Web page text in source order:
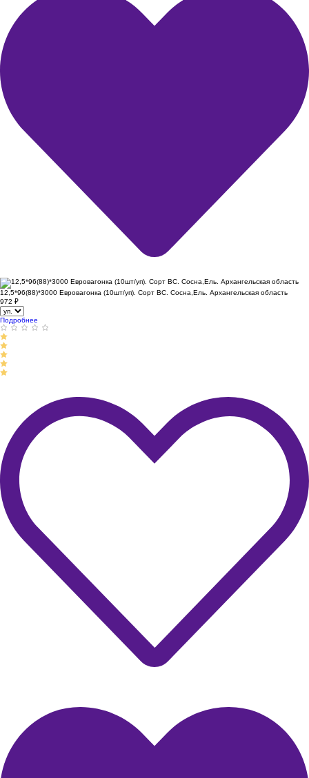
12,5*96(88)*3000 Евровагонка (10шт/уп). Сорт ВС. Сосна,Ель. Архангельская область
972 ₽
Подробнее